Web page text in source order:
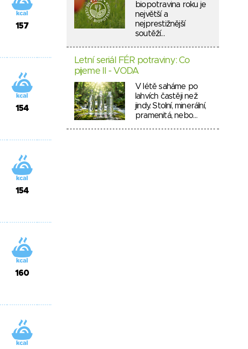
157
154
154
160
biopotravina roku je
největší a
nejprestižnější
soutěží…
Letní seriál FÉR potraviny: Co
pijeme II - VODA
V létě saháme po
lahvích častěji než
jindy. Stolní, minerální,
pramenitá, nebo…